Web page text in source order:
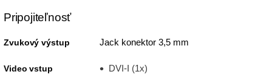
Pripojiteľnosť
Zvukový výstup Jack konektor 3,5 mm
Video vstup
DVI-I (1x)